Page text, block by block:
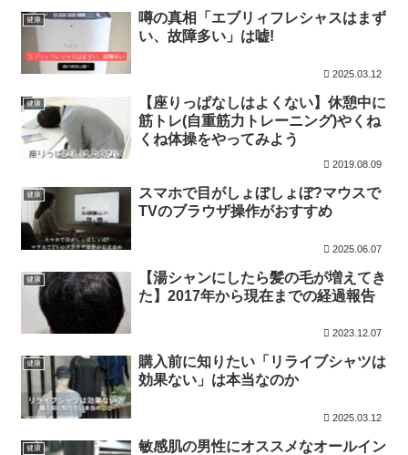
健康
噂の真相「エブリィフレシャスはまず
い、故障多い」は嘘!
2025.03.12
健康
【座りっぱなしはよくない】休憩中に
筋トレ(自重筋力トレーニング)やくね
くね体操をやってみよう
2019.08.09
健康
スマホで目がしょぼしょぼ?マウスで
TVのブラウザ操作がおすすめ
2025.06.07
健康
【湯シャンにしたら髪の毛が増えてき
た】2017年から現在までの経過報告
2023.12.07
健康
購入前に知りたい「リライブシャツは
効果ない」は本当なのか
2025.03.12
健康
敏感肌の男性にオススメなオールイン